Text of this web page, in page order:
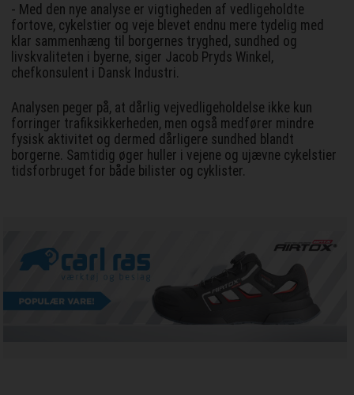
- Med den nye analyse er vigtigheden af vedligeholdte
fortove, cykelstier og veje blevet endnu mere tydelig med
klar sammenhæng til borgernes tryghed, sundhed og
livskvaliteten i byerne, siger Jacob Pryds Winkel,
chefkonsulent i Dansk Industri.
Analysen peger på, at dårlig vejvedligeholdelse ikke kun
forringer trafiksikkerheden, men også medfører mindre
fysisk aktivitet og dermed dårligere sundhed blandt
borgerne. Samtidig øger huller i vejene og ujævne cykelstier
tidsforbruget for både bilister og cyklister.